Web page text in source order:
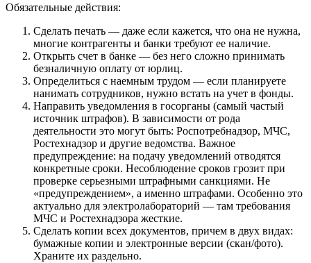
Обязательные действия:
Сделать печать — даже если кажется, что она не нужна,
многие контрагенты и банки требуют ее наличие.
Открыть счет в банке — без него сложно принимать
безналичную оплату от юрлиц.
Определиться с наемным трудом — если планируете
нанимать сотрудников, нужно встать на учет в фонды.
Направить уведомления в госорганы (самый частый
источник штрафов). В зависимости от рода
деятельности это могут быть: Роспотребнадзор, МЧС,
Ростехнадзор и другие ведомства. Важное
предупреждение: на подачу уведомлений отводятся
конкретные сроки. Несоблюдение сроков грозит при
проверке серьезными штрафными санкциями. Не
«предупреждением», а именно штрафами. Особенно это
актуально для электролабораторий — там требования
МЧС и Ростехнадзора жесткие.
Сделать копии всех документов, причем в двух видах:
бумажные копии и электронные версии (скан/фото).
Храните их раздельно.